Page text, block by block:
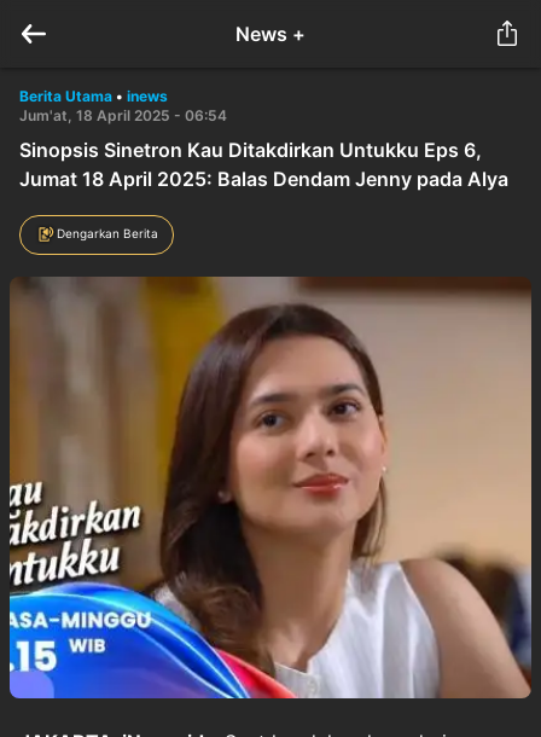
News +
Berita Utama • inews
Jum'at, 18 April 2025 - 06:54
Sinopsis Sinetron Kau Ditakdirkan Untukku Eps 6,
Jumat 18 April 2025: Balas Dendam Jenny pada Alya
Dengarkan Berita